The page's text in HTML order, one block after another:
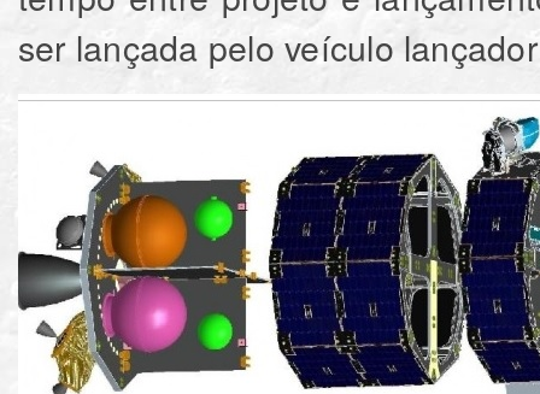
ser lançada pelo veículo